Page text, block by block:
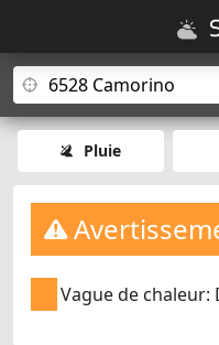
Pluie
Vague de